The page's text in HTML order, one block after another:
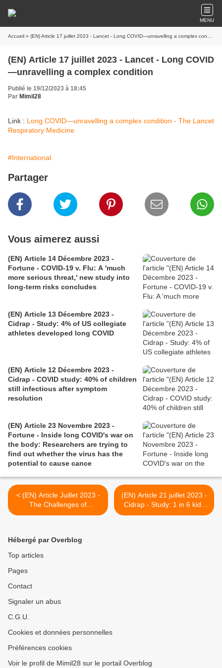
MENU
Accueil » (EN) Article 17 juillet 2023 - Lancet - Long COVID—unravelling a complex condition
(EN) Article 17 juillet 2023 - Lancet - Long COVID
—unravelling a complex condition
Publié le 19/12/2023 à 18:45
Par Mimil28
Link : Long COVID—unravelling a complex condition - The Lancet
Respiratory Medicine
#International
Partager
Vous aimerez aussi
(EN) Article 14 Décembre 2023 -
Fortune - COVID-19 v. Flu: A 'much
more serious threat,' new study into
long-term risks concludes
(EN) Article 13 Décembre 2023 -
Cidrap - Study: 4% of US collegiate
athletes developed long COVID
(EN) Article 12 Décembre 2023 -
Cidrap - COVID study: 40% of children
still infectious after symptom
resolution
(EN) Article 23 Novembre 2023 -
Fortune - Inside long COVID's war on
the body: Researchers are trying to
find out whether the virus has the
potential to cause cance
< (EN) Article Juillet 2023 -
The Challenges of
Understanding Long COVID
(EN) Article 21 juillet 2023 -
Cidrap - Study: 1 in 6 kids
have persistent COVID
Hébergé par Overblog
Top articles
Pages
Contact
Signaler un abus
C.G.U.
Cookies et données personnelles
Préférences cookies
Voir le profil de Mimil28 sur le portail Overblog